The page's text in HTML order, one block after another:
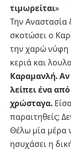
τιμωρείται»
Την Αναστασία
σκοτώσει ο
την χαρώ νύφη
κεριά και
Καραμανλή. Αν
λείπει ένα
χρώσταγα.
παραιτηθείς;
Θέλω μία μέρα
ησυχάσει η